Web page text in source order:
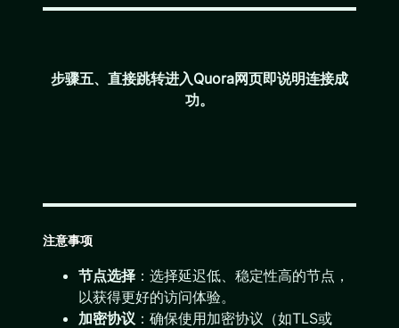
步骤五、直接跳转进入Quora网页即说明连接成
功。
注意事项
节点选择 ：选择延迟低、稳定性高的节点，
以获得更好的访问体验。
加密协议 ：确保使用加密协议（如TLS或